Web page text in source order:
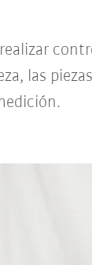
las